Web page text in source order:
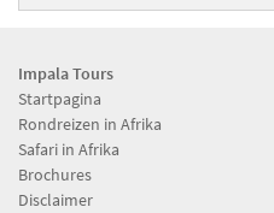
Impala Tours
Startpagina
Rondreizen in Afrika
Safari in Afrika
Brochures
Disclaimer